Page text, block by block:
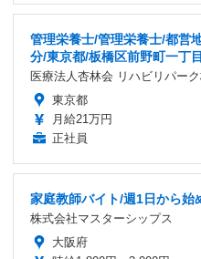
管理栄養士/管理栄養士/都営
分/東京都/板橋区前野町一丁目
医療法人杏林会 リハビリパー
東京都
月給21万円
正社員
家庭教師バイト/週1日から始
株式会社マスターシップス
大阪府